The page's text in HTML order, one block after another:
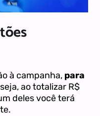
à campanha, para
ao totalizar R$
deles você terá